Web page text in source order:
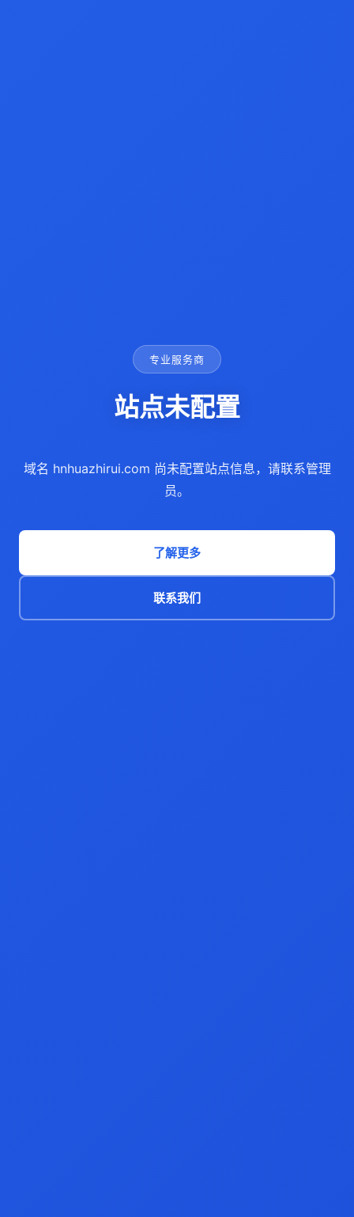
专业服务商
站点未配置
域名 hnhuazhirui.com 尚未配置站点信息，请联系管理
员。
了解更多
联系我们